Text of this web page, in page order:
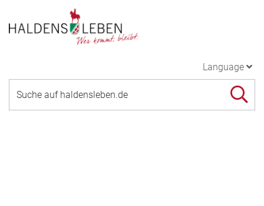
Language